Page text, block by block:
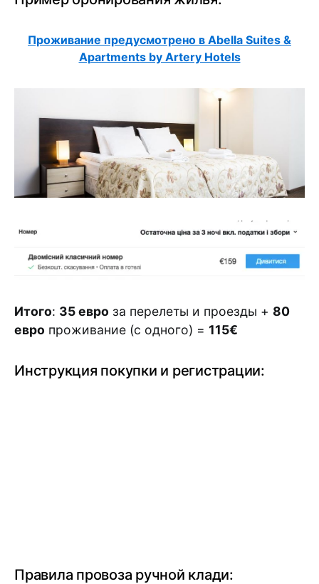
Проживание предусмотрено в Abella Suites &
Apartments by Artery Hotels
Итого: 35 евро за перелеты и проезды + 80
евро проживание (с одного) = 115€
Инструкция покупки и регистрации:
Правила провоза ручной клади: